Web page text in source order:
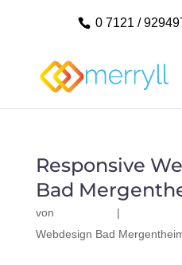
0 7121 /
Responsive
Bad
von |
Webdesign Bad